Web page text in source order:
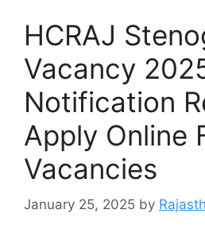
HCRAJ
Vacancy
Notification
Apply Online
Vacancies
January 25, 2025 by